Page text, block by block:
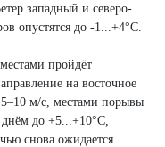
западный и северо-
опустятся до -1...+4°C.
пройдёт
на восточное
5–10 м/с, местами порывы
до +5...+10°C,
снова ожидается